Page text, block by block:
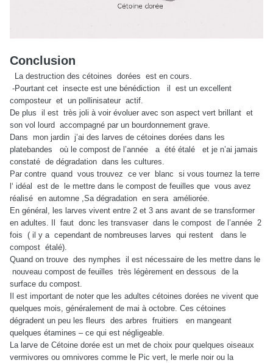
Conclusion
La destruction des cétoines dorées est en cours.
-Pourtant cet insecte est une bénédiction il
est un excellent
composteur et un pollinisateur actif.
De plus il est très joli à voir évoluer avec son aspect vert brillant et
son vol lourd accompagné par un bourdonnement grave.
Dans
mon jardin j’ai des larves de cétoines dorées dans les
platebandes
où le compost de l’année a été étalé
et je n’ai jamais
constaté de dégradation dans les cultures.
Par contre quand vous trouvez ce ver blanc si vous tournez la terre
l‘ idéal
est de le mettre dans le compost de feuilles que vous avez
réalisé en automne ,Sa dégradation en sera améliorée.
En général, les larves vivent entre 2 et 3 ans avant de se transformer
en adultes. Il
faut donc les transvaser dans le compost de l’année 2
fois ( il y a cependant de nombreuses larves qui restent
dans le
compost étalé).
Quand on trouve des nymphes il est nécessaire de les mettre dans le
nouveau compost de feuilles très légèrement en dessous de la
surface du compost.
Il est important de noter que les adultes cétoines dorées ne vivent que
quelques mois, généralement de mai à octobre. Ces cétoines
dégradent un peu les fleurs des arbres fruitiers
en mangeant
quelques étamines – ce qui est négligeable.
La larve de Cétoine dorée est un met de choix pour quelques oiseaux
vermivores ou omnivores comme le Pic vert, le merle noir ou la